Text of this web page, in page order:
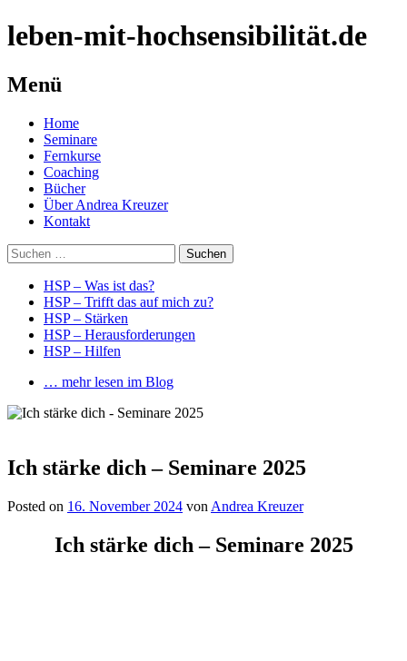
leben-mit-hochsensibilität.de
Menü
Springe
zum
Inhalt
Home
Seminare
Fernkurse
Coaching
Bücher
Über Andrea Kreuzer
Kontakt
Suchen
nach:
HSP – Was ist das?
HSP – Trifft das auf mich zu?
HSP – Stärken
HSP – Herausforderungen
HSP – Hilfen
… mehr lesen im Blog
Ich stärke dich – Seminare 2025
Posted on 16. November 2024 von Andrea Kreuzer
Ich stärke dich – Seminare 2025